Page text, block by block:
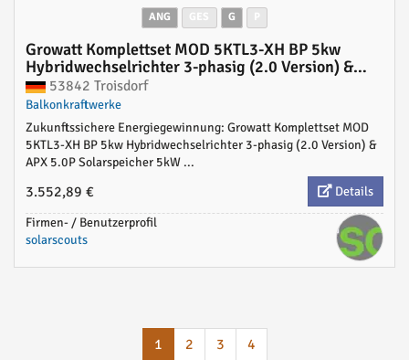
ANG G
Growatt Komplettset MOD 5KTL3-XH BP 5kw
Hybridwechselrichter 3-phasig (2.0 Version) &
APX 5.0P Solarspeicher 5kWh
53842 Troisdorf
Balkonkraftwerke
Zukunftssichere Energiegewinnung: Growatt Komplettset MOD
5KTL3-XH BP 5kw Hybridwechselrichter 3-phasig (2.0 Version) &
APX 5.0P Solarspeicher 5kW ...
3.552,89 €
Details
Firmen- / Benutzerprofil
solarscouts
1 2 3 4